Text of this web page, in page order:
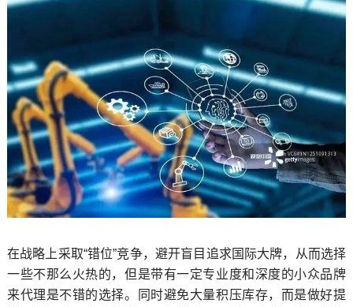
在战略上采取“错位”竞争，避开盲目追求国际大牌，从而选择
一些不那么火热的，但是带有一定专业度和深度的小众品牌
来代理是不错的选择。同时避免大量积压库存，而是做好提